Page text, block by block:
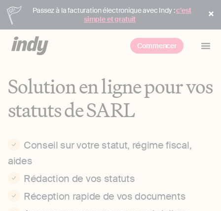
Passez à la facturation électronique avec Indy :c’est
simple et gratuit
Commencer
Solution en ligne pour vos
statuts de SARL
Conseil sur votre statut, régime fiscal,
aides
Rédaction de vos statuts
Réception rapide de vos documents